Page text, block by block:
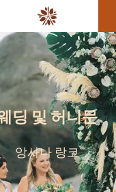
딩 및 허니문
앙사나 랑코